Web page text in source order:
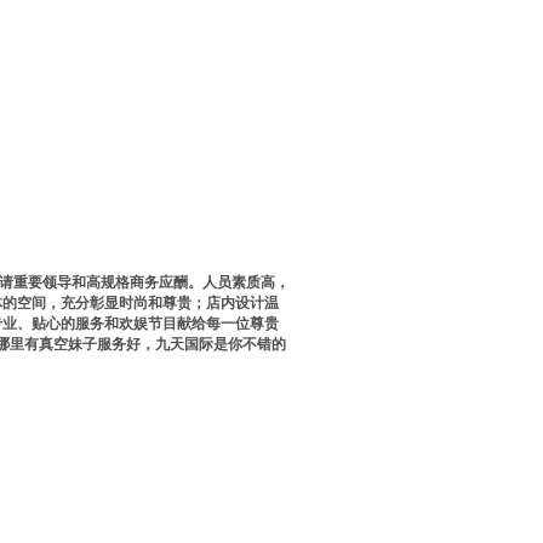
要领导和高规格商务应酬。人员素质高，
空间，充分彰显时尚和尊贵；店内设计温
、贴心的服务和欢娱节目献给每一位尊贵
有真空妹子服务好，九天国际是你不错的